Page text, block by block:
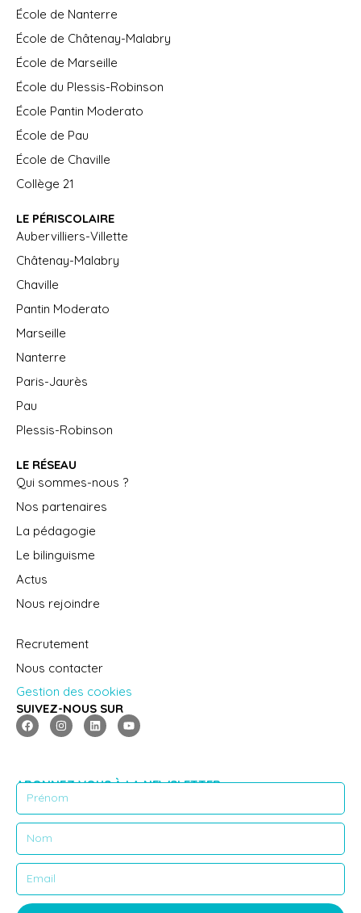
École de Nanterre
École de Châtenay-Malabry
École de Marseille
École du Plessis-Robinson
École Pantin Moderato
École de Pau
École de Chaville
Collège 21
LE PÉRISCOLAIRE
Aubervilliers-Villette
Châtenay-Malabry
Chaville
Pantin Moderato
Marseille
Nanterre
Paris-Jaurès
Pau
Plessis-Robinson
LE RÉSEAU
Qui sommes-nous ?
Nos partenaires
La pédagogie
Le bilinguisme
Actus
Nous rejoindre
Recrutement
Nous contacter
Gestion des cookies
SUIVEZ-NOUS SUR
ABONNEZ VOUS À LA NEWSLETTER